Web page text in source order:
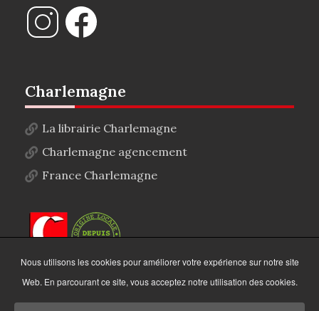
Charlemagne
La librairie Charlemagne
Charlemagne agencement
France Charlemagne
Nous utilisons les cookies pour améliorer votre expérience sur notre site
Web. En parcourant ce site, vous acceptez notre utilisation des cookies.